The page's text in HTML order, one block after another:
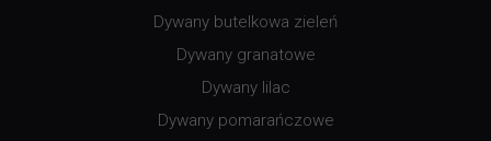
Dywany butelkowa zieleń
Dywany granatowe
Dywany lilac
Dywany pomarańczowe